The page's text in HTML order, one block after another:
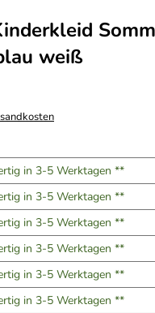
weiß
in 3-5 Werktagen **
in 3-5 Werktagen **
in 3-5 Werktagen **
in 3-5 Werktagen **
in 3-5 Werktagen **
in 3-5 Werktagen **